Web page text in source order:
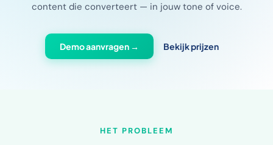
content die converteert — in jouw tone of voice.
Demo aanvragen → Bekijk prijzen
HET PROBLEEM